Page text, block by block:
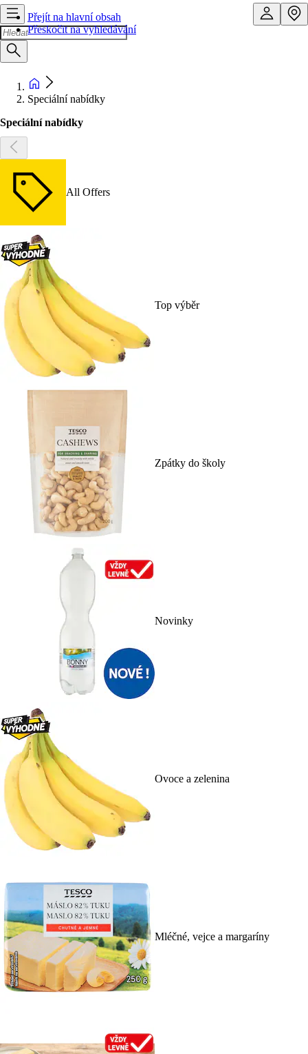
Přejít na hlavní obsah
Přeskočit na vyhledávání
Speciální nabídky
Speciální nabídky
All Offers
Top výběr
Zpátky do školy
Novinky
Ovoce a zelenina
Mléčné, vejce a margaríny